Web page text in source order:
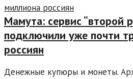
Мамута: сервис “второй
подключили уже почти
россиян
Денежные купюры и монеты.